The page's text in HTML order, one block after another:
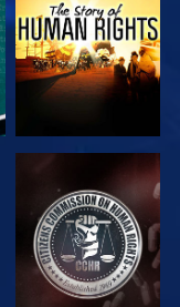
ANSEHEN